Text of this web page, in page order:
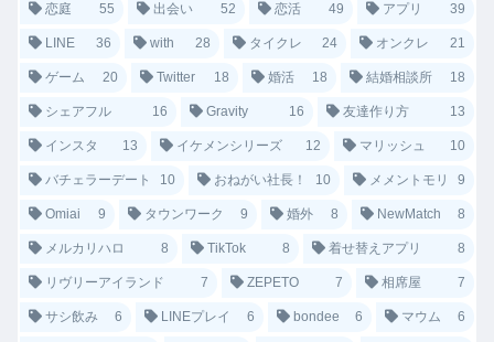
恋庭 55 出会い 52 恋活 49 アプリ 39
LINE 36 with 28 タイクレ 24 オンクレ 21
ゲーム 20 Twitter 18 婚活 18 結婚相談所 18
シェアフル 16 Gravity 16 友達作り方 13
インスタ 13 イケメンシリーズ 12 マリッシュ 10
バチェラーデート 10 おねがい社長！ 10 メメントモリ 9
Omiai 9 タウンワーク 9 婚外 8 NewMatch 8
メルカリハロ 8 TikTok 8 着せ替えアプリ 8
リヴリーアイランド 7 ZEPETO 7 相席屋 7
サシ飲み 6 LINEプレイ 6 bondee 6 マウム 6